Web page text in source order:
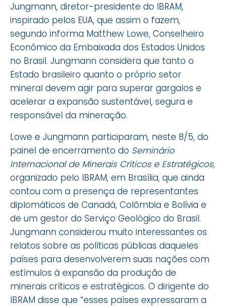
Jungmann, diretor-presidente do IBRAM,
inspirado pelos EUA, que assim o fazem,
segundo informa Matthew Lowe, Conselheiro
Econômico da Embaixada dos Estados Unidos
no Brasil. Jungmann considera que tanto o
Estado brasileiro quanto o próprio setor
mineral devem agir para superar gargalos e
acelerar a expansão sustentável, segura e
responsável da mineração.
Lowe e Jungmann participaram, neste 8/5, do
painel de encerramento do Seminário
Internacional de Minerais Críticos e Estratégicos,
organizado pelo IBRAM, em Brasília, que ainda
contou com a presença de representantes
diplomáticos de Canadá, Colômbia e Bolívia e
de um gestor do Serviço Geológico do Brasil.
Jungmann considerou muito interessantes os
relatos sobre as políticas públicas daqueles
países para desenvolverem suas nações com
estímulos à expansão da produção de
minerais críticos e estratégicos. O dirigente do
IBRAM disse que “esses países expressaram a